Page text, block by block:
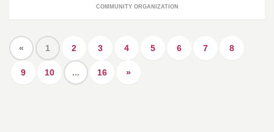
COMMUNITY ORGANIZATION
« 1 2 3 4 5 6 7 8
9 10 ... 16 »